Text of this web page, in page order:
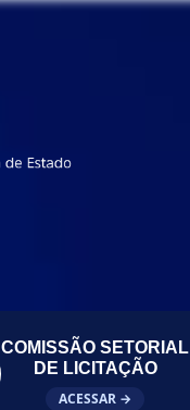
COMISSÃO SETORIAL
DE LICITAÇÃO
ACESSAR →